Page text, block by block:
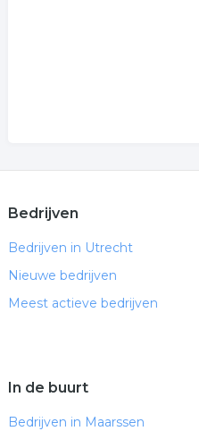
Bedrijven
Bedrijven in Utrecht
Nieuwe bedrijven
Meest actieve bedrijven
In de buurt
Bedrijven in Maarssen